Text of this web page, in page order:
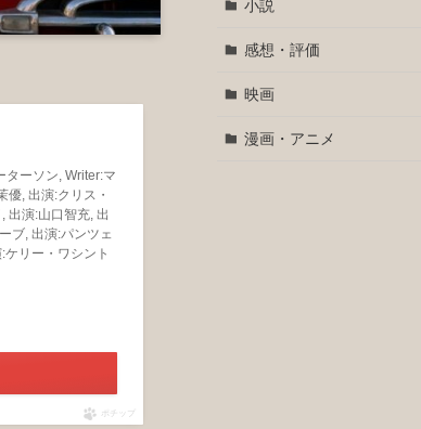
ターソン, Writer:マ
, 出演:クリス・
出演:山口智充, 出
ブ, 出演:パンツェ
リー・ワシント
ポチップ
小説
感想・評価
映画
漫画・アニメ